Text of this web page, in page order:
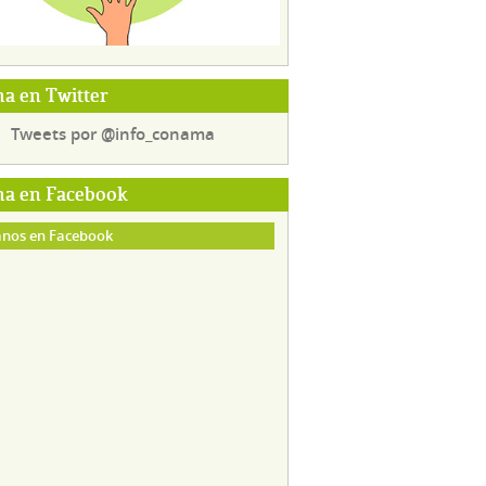
en Twitter
Tweets por @info_conama
en Facebook
en Facebook